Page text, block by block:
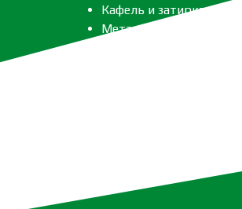
Кафель и затирка
Металлоизделия